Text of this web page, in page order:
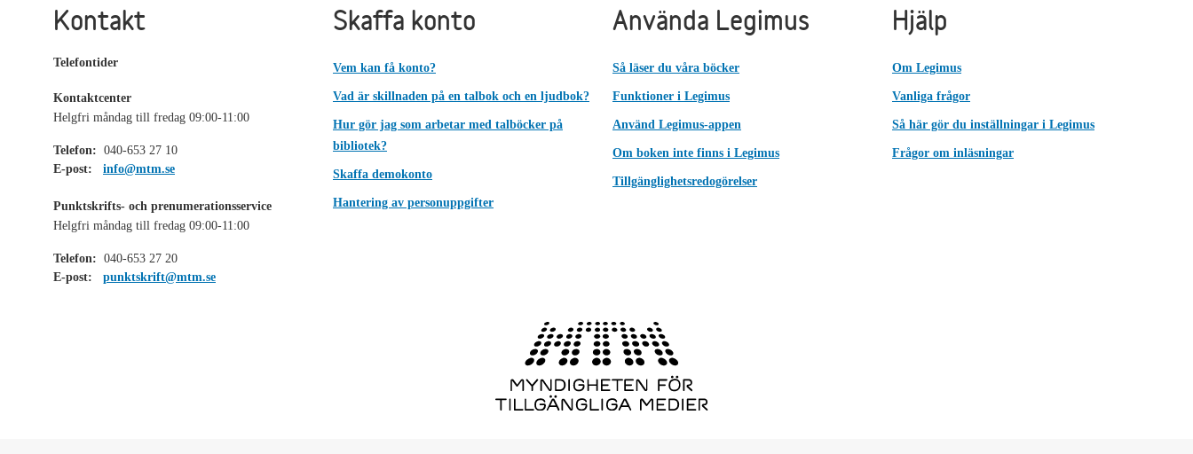
Kontakt
Telefontider
Kontaktcenter
Helgfri måndag till fredag 09:00-11:00
Telefon: 040-653 27 10
E-post:
info@mtm.se
Punktskrifts- och prenumerationsservice
Helgfri måndag till fredag 09:00-11:00
Telefon: 040-653 27 20
E-post:
punktskrift@mtm.se
Skaffa konto
Vem kan få konto?
Vad är skillnaden på en talbok och en ljudbok?
Hur gör jag som arbetar med talböcker på
bibliotek?
Skaffa demokonto
Hantering av personuppgifter
Använda Legimus
Så läser du våra böcker
Funktioner i Legimus
Använd Legimus-appen
Om boken inte finns i Legimus
Tillgänglighetsredogörelser
Hjälp
Om Legimus
Vanliga frågor
Så här gör du inställningar i Legimus
Frågor om inläsningar